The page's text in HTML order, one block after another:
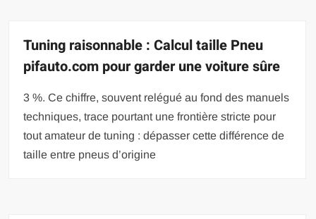
Tuning raisonnable : Calcul taille Pneu
pifauto.com pour garder une voiture sûre
3 %. Ce chiffre, souvent relégué au fond des manuels
techniques, trace pourtant une frontière stricte pour
tout amateur de tuning : dépasser cette différence de
taille entre pneus d’origine